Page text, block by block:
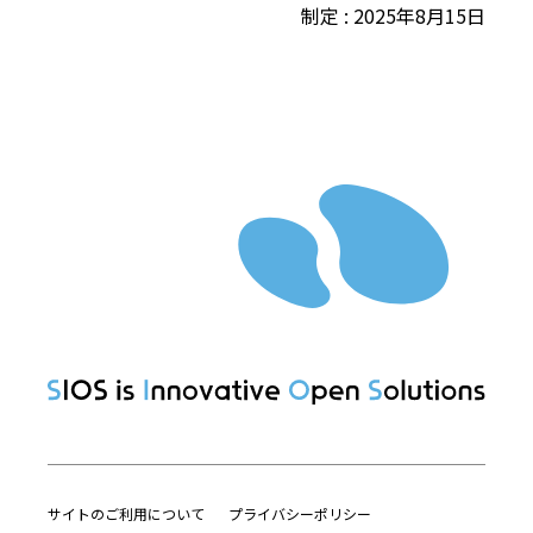
制定 : 2025年8月15日
サイトのご利用について プライバシーポリシー